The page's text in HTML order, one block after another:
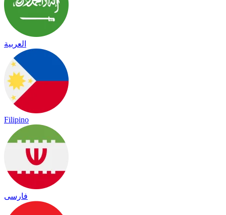
العربية
Filipino
فارسی